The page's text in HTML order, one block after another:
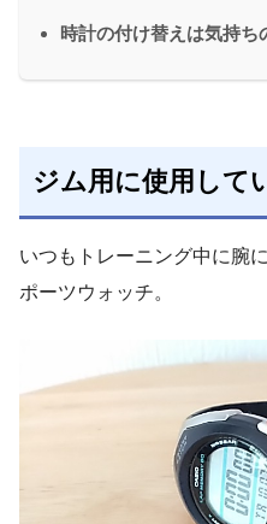
時計の付け替えは気持ち
ジム用に使用して
いつもトレーニング中に腕
ポーツウォッチ。